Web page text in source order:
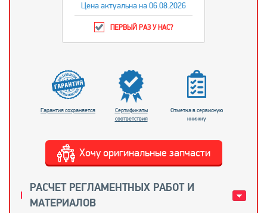
Цена актуальна на 06.08.2026
ПЕРВЫЙ РАЗ У НАС?
Гарантия сохраняется
Сертификаты
соответствия
Отметка в сервисную
книжку
Хочу оригинальные запчасти
РАСЧЕТ РЕГЛАМЕНТНЫХ РАБОТ И
МАТЕРИАЛОВ